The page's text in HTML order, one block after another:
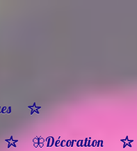
🦋Décoration